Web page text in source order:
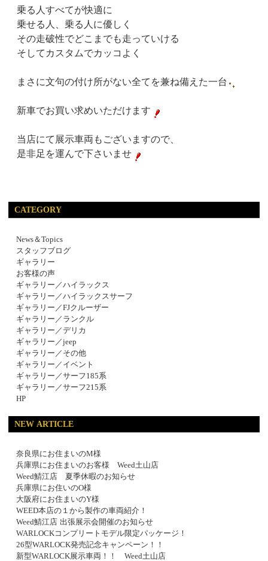
乗る人すべてが快適に
乗せる人、乗る人に優しく
その走破性でどこまでも走っていける
そしてカスタムでカッコよく
まさに文句の付け所がない全てを兼ね備えた一台
新車でお買い求めいただけます
当店にて展示車両もございますので、
是非足を運んで下さいませ
CATEGORY
News＆Topics
スタッフブログ
ギャラリー
お客様の声
ギャラリー／ハイラックス
ギャラリー／ハイラックスサーフ
ギャラリー／FJクルーザー
ギャラリー／ランクル
ギャラリー／デリカ
ギャラリー／jeep
ギャラリー／その他
ギャラリー／イベント
ギャラリー／サーフ185系
ギャラリー／サーフ215系
HP
NEW ARTICLE
奈良県にお住まいのM様
兵庫県にお住まいのお客様 Weed土山店
Weed鯖江店 夏季休暇のお知らせ
兵庫県にお住いのO様
大阪府にお住まいのY様
WEED本店の１から製作の車両紹介！
Weed鯖江店 出張展示会開催のお知らせ
WARLOCKコンプリートモデル限定パッケージ！
26型WARLOCK発売記念キャンペーン！！
新型WARLOCK展示車両！！ Weed土山店